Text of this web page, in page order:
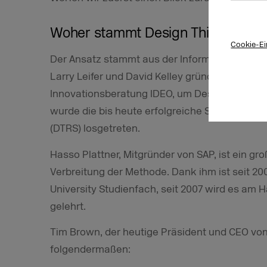
Cookie-
Woher stammt Design Thinking?
Der Ansatz stammt aus der Informatik. Die
Larry Leifer und David Kelley gründeten 1991
Innovationsberatung IDEO, um Design
wurde die bis heute erfolgreiche Serie der
(DTRS) losgetreten.
Hasso Plattner, Mitgründer von SAP, ist ein
Verbreitung der Methode. Dank ihm ist seit
University Studienfach, seit 2007 wird es am
gelehrt.
Tim Brown, der heutige Präsident und CEO
folgendermaßen: